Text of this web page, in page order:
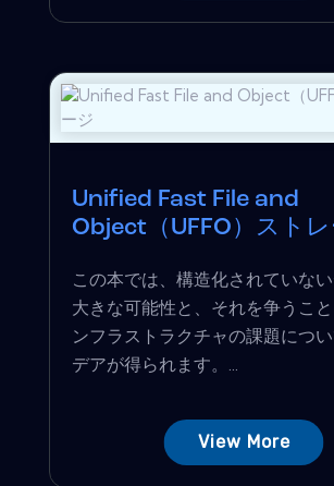
Unified Fast File and
Object（UFFO）スト
この本では、構造化されていな
大きな可能性と、それを争うこ
ンフラストラクチャの課題につ
デアが得られます。...
View More